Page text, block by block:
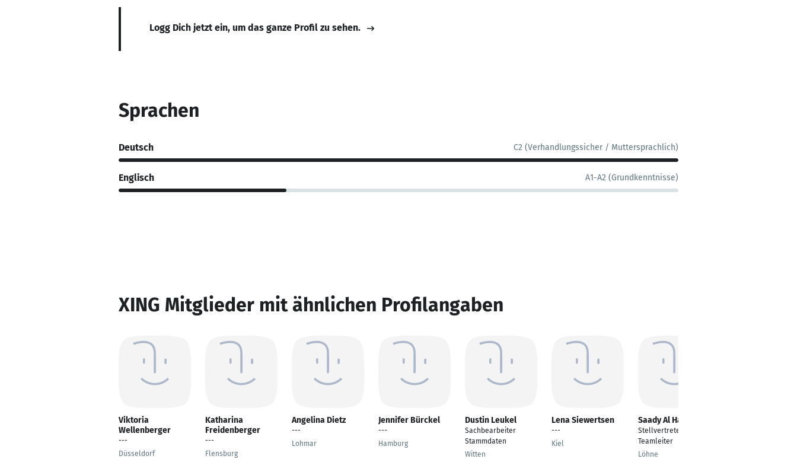
Logg Dich jetzt ein, um das ganze Profil zu sehen.
Sprachen
Deutsch C2 (Verhandlungssicher / Muttersprachlich)
Englisch A1-A2 (Grundkenntnisse)
XING Mitglieder mit ähnlichen Profilangaben
Viktoria
Wellenberger
---
Düsseldorf
Katharina
Freidenberger
---
Flensburg
Angelina Dietz
---
Lohmar
Jennifer Bürckel
---
Hamburg
Dustin Leukel
Sachbearbeiter
Stammdaten
Witten
Lena Siewertsen
---
Kiel
Saady Al Hazaa
Stellvertretender
Teamleiter
Löhne